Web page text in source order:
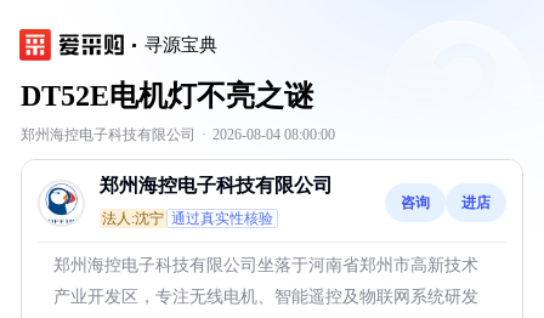
寻源宝典
DT52E电机灯不亮之谜
郑州海控电子科技有限公司 · 2026-08-04 08:00:00
郑州海控电子科技有限公司
法人:沈宁 通过真实性核验
咨询 进店
郑州海控电子科技有限公司坐落于河南省郑州市高新技术
产业开发区，专注无线电机、智能遥控及物联网系统研发